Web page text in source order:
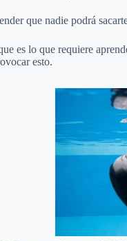
que nadie podrá
es lo que requiere
esto.